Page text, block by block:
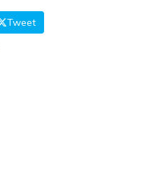
Tweet